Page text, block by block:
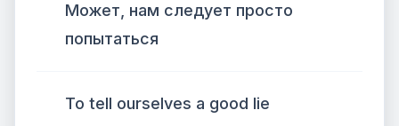
Может, нам следует просто
попытаться
To tell ourselves a good lie